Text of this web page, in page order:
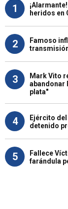
1
heridos en
2
Famoso
3
Mark Vito
abandonar
plata"
4
Ejército
detenido
5
Fallece
farándula